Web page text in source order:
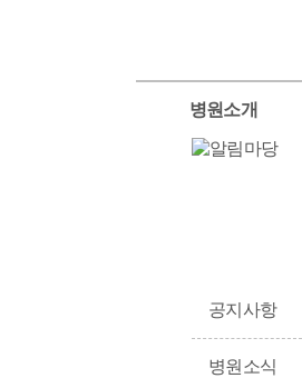
병원소개
공지사항
병원소식